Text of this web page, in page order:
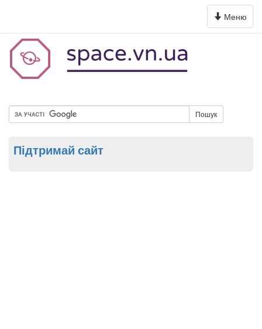
Toggle
navigation
Меню
Пошук
Підтримай сайт